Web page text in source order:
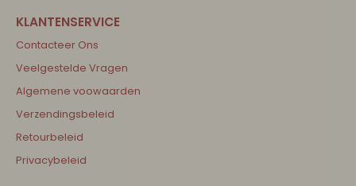
Contacteer Ons
Veelgestelde Vragen
Algemene voowaarden
Verzendingsbeleid
Retourbeleid
Privacybeleid